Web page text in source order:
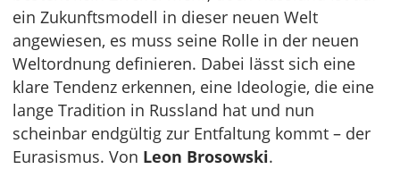
ein Zukunftsmodell in dieser neuen Welt
angewiesen, es muss seine Rolle in der neuen
Weltordnung definieren. Dabei lässt sich eine
klare Tendenz erkennen, eine Ideologie, die eine
lange Tradition in Russland hat und nun
scheinbar endgültig zur Entfaltung kommt – der
Eurasismus. Von Leon Brosowski.